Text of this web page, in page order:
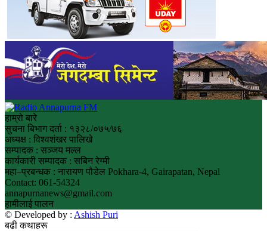
हाम्रो बारे
सुचना बिभाग दर्ता : १३२८/०७५/७६
अध्यक्ष : विश्वशंखर पालिखे
सम्पादक : सञ्जय मल्ल
कार्यकारी सम्पादक : सबिन रेग्मी
महा–प्रबन्धक : नारायण पौडेल Pokhara-4, Gairapatan, Nepal
Contact: 061-54324
annapurnanews@gmail.com
हामीलाई पालन
© Developed by : Ashish Puri
बढी कथाहरू